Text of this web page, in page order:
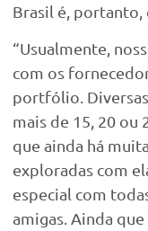
Brasil é, portanto,
“Usualmente,
com os
portfólio. Diversas
mais de 15, 20 ou
que ainda há
exploradas com
especial com
amigas. Ainda